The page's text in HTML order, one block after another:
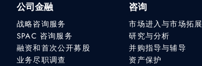
公司金融
战略咨询服务
SPAC 咨询服务
融资和首次公开募股
业务尽职调查
咨询
市场进入与市场拓展
研究与分析
并购指导与辅导
资产保护